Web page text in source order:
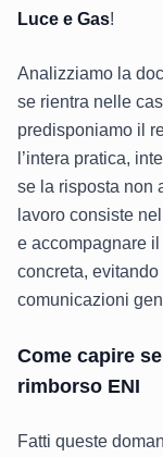
Luce e Gas!
Analizziamo la
se rientra nelle
predisponiamo il
l’intera pratica,
se la risposta non
lavoro consiste
e accompagnare
concreta,
comunicazioni
Come capire
rimborso ENI
Fatti queste